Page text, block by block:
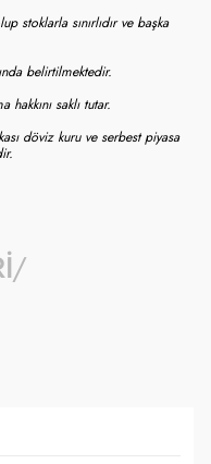
stoklarla sınırlıdır ve başka
belirtilmektedir.
saklı tutar.
döviz kuru ve serbest piyasa